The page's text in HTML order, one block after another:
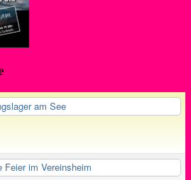
am See
Feier im Vereinsheim